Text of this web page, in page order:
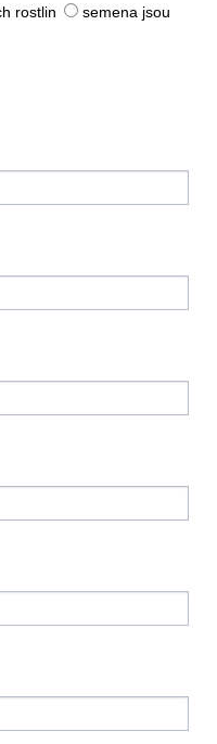
rostlin
semena jsou